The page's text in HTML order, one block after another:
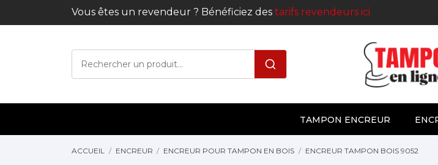
Vous êtes un revendeur ? Bénéficiez des tarifs revendeurs ici
TAMPON ENCREUR
ACCUEIL ENCREUR ENCREUR POUR TAMPON EN BOIS ENCREUR TAMPON BOIS 9052